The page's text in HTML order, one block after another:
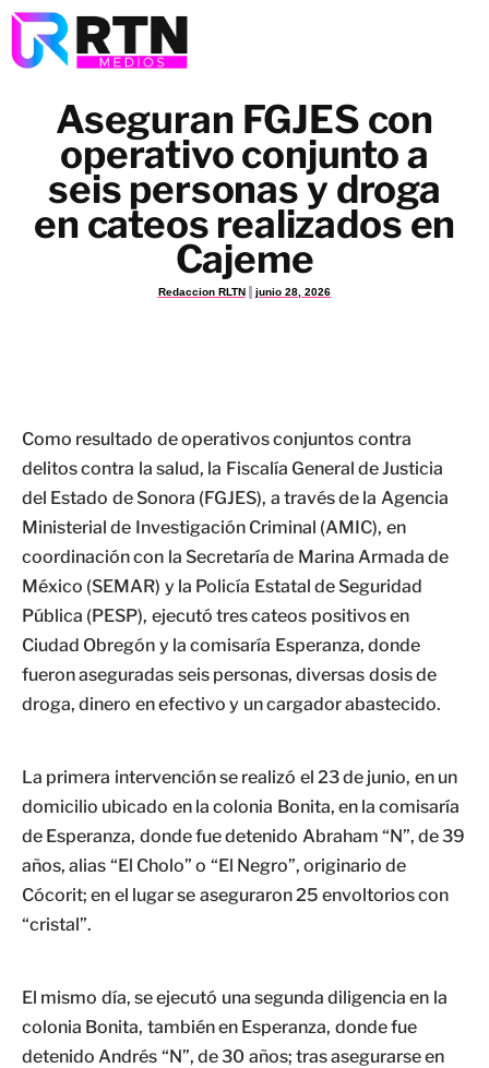
Aseguran FGJES con
operativo conjunto a
seis personas y droga
en cateos realizados en
Cajeme
Redaccion RLTN junio 28, 2026
Como resultado de operativos conjuntos contra
delitos contra la salud, la Fiscalía General de Justicia
del Estado de Sonora (FGJES), a través de la Agencia
Ministerial de Investigación Criminal (AMIC), en
coordinación con la Secretaría de Marina Armada de
México (SEMAR) y la Policía Estatal de Seguridad
Pública (PESP), ejecutó tres cateos positivos en
Ciudad Obregón y la comisaría Esperanza, donde
fueron aseguradas seis personas, diversas dosis de
droga, dinero en efectivo y un cargador abastecido.
La primera intervención se realizó el 23 de junio, en un
domicilio ubicado en la colonia Bonita, en la comisaría
de Esperanza, donde fue detenido Abraham “N”, de 39
años, alias “El Cholo” o “El Negro”, originario de
Cócorit; en el lugar se aseguraron 25 envoltorios con
“cristal”.
El mismo día, se ejecutó una segunda diligencia en la
colonia Bonita, también en Esperanza, donde fue
detenido Andrés “N”, de 30 años; tras asegurarse en